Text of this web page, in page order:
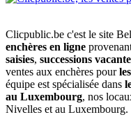
Clicpublic.be c'est le site
enchères en ligne
saisies, successions
ventes aux enchères pour
équipe est spécialisée dans
au Luxembourg, nos
Nivelles et au Luxembourg.